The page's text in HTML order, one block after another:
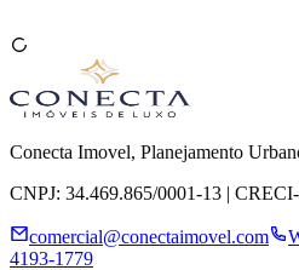
Conecta Imovel, Planejamento
CNPJ: 34.469.865/0001-13 |
comercial@conectaimovel.com
4193-1779